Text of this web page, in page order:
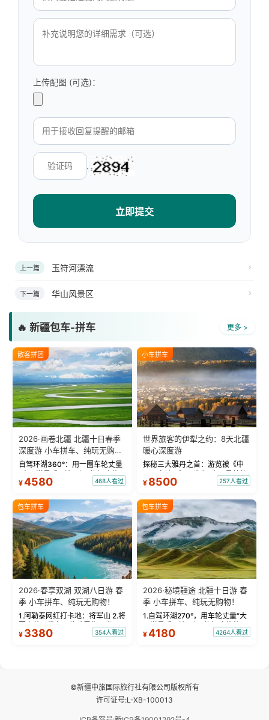
上传配图 (可选)：
立即提交
上一篇 玉符河漂流
下一篇 华山风景区
🔥 新疆包车-拼车 更多 >
散客拼团
2026·画卷北疆 北疆十日春季
深度游 小车拼车、纯玩无购
物！
自驾环湖360°：用一圈车轮丈量
“大西洋最后一滴眼泪”的极致蔚
蓝。 赛湖旅拍：甄选多款风格服
绝美瞬间。 赛湖坦克300跟车视
频：专业摄影师...
¥4580 468人看过
小车拼车
世界旅客的伊犁之约：8天北疆
暖心深度游
探秘三大雅丹之首：游览被《中
国国家地理》评选为“中国最美的
三大雅丹”第一名的克拉玛依魔鬼
瓦人最大村落——禾木村，欣赏
晨雾与小木...
¥ 8500 257人看过
包车拼车
2026·春享双湖 双湖八日游 春
季 小车拼车、纯玩无购物！
1.阿勒泰网红打卡地：将军山 2.将
军山落日缆车，体验雪都风光 3.
将军山，夕阳派对，蹦迪party 4.
¥ 3380 354人看过
包车拼车
2026·秘境疆途 北疆十日游 春
季 小车拼车、纯玩无购物！
1.自驾环湖270°，用车轮丈量“大
西洋最后一滴眼泪”的极致蔚蓝，
让雪山、花海与深邃湖水在转弯
¥4180 4264人看过
©新疆中旅国际旅行社有限公司版权所有
许可证号:L-XB-100013